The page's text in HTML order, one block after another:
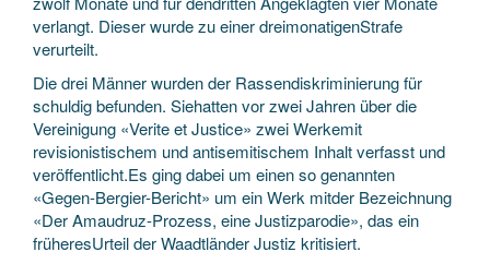
verlangt. Dieser wurde zu einer dreimonatigenStrafe
verurteilt.
Die drei Männer wurden der Rassendiskriminierung für
schuldig befunden. Siehatten vor zwei Jahren über die
Vereinigung «Verite et Justice» zwei Werkemit
revisionistischem und antisemitischem Inhalt verfasst und
veröffentlicht.Es ging dabei um einen so genannten
«Gegen-Bergier-Bericht» um ein Werk mitder Bezeichnung
«Der Amaudruz-Prozess, eine Justizparodie», das ein
früheresUrteil der Waadtländer Justiz kritisiert.